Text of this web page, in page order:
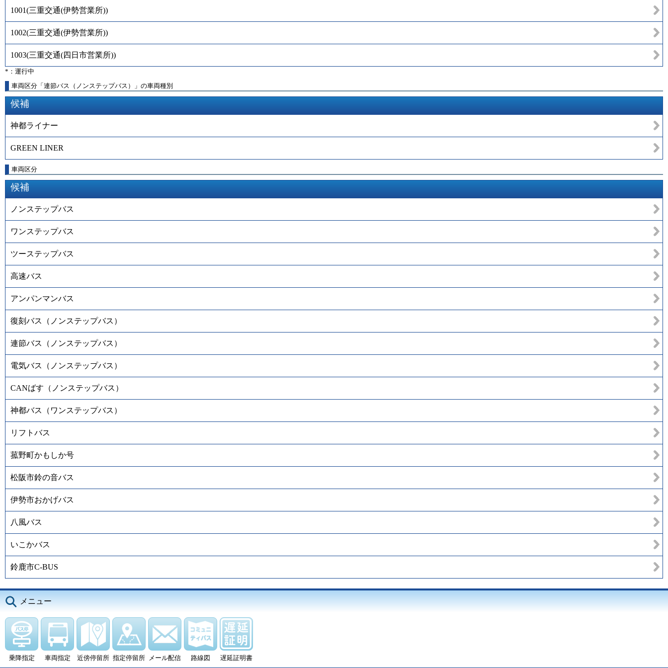
1001(三重交通(伊勢営業所))
1002(三重交通(伊勢営業所))
1003(三重交通(四日市営業所))
*：運行中
車両区分「連節バス（ノンステップバス）」の車両種別
候補
神都ライナー
GREEN LINER
車両区分
候補
ノンステップバス
ワンステップバス
ツーステップバス
高速バス
アンパンマンバス
復刻バス（ノンステップバス）
連節バス（ノンステップバス）
電気バス（ノンステップバス）
CANばす（ノンステップバス）
神都バス（ワンステップバス）
リフトバス
菰野町かもしか号
松阪市鈴の音バス
伊勢市おかげバス
八風バス
いこかバス
鈴鹿市C-BUS
メニュー
乗降指定 車両指定 近傍停留所 指定停留所 メール配信 路線図 遅延証明書